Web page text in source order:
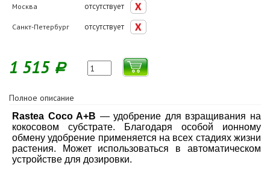
Москва отсутствует
Санкт-Петербург отсутствует
1 515 Р
Полное описание
Rastea Coco A+B — удобрение для взращивания на
кокосовом субстрате. Благодаря особой ионному
обмену удобрение применяется на всех стадиях жизни
растения. Может использоваться в автоматическом
устройстве для дозировки.